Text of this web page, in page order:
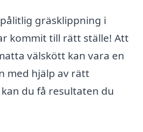
gräsklippning i
kommit till rätt ställe! Att
välskött kan vara en
med hjälp av rätt
du få resultaten du